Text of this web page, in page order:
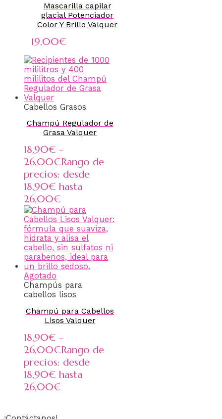
Mascarilla capilar
glacial Potenciador
Color Y Brillo Valquer
19,00€
Cabellos Grasos
Champú Regulador de
Grasa Valquer
18,90€ -
26,00€Rango de
precios: desde
18,90€ hasta
26,00€
Agotado
Champús para
cabellos lisos
Champú para Cabellos
Lisos Valquer
18,90€ -
26,00€Rango de
precios: desde
18,90€ hasta
26,00€